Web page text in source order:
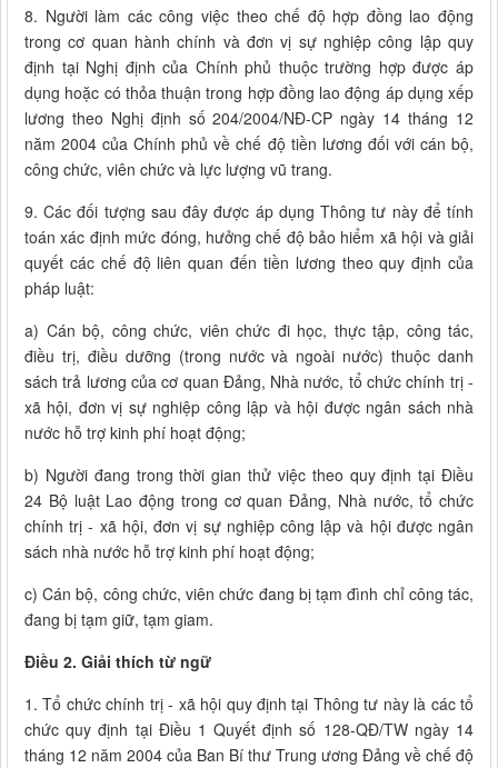
8. Người làm các công việc theo chế độ hợp đồng lao động
trong cơ quan hành chính và đơn vị sự nghiệp công lập quy
định tại Nghị định của Chính phủ thuộc trường hợp được áp
dụng hoặc có thỏa thuận trong hợp đồng lao động áp dụng xếp
lương theo Nghị định số 204/2004/NĐ-CP ngày 14 tháng 12
năm 2004 của Chính phủ về chế độ tiền lương đối với cán bộ,
công chức, viên chức và lực lượng vũ trang.
9. Các đối tượng sau đây được áp dụng Thông tư này để tính
toán xác định mức đóng, hưởng chế độ bảo hiểm xã hội và giải
quyết các chế độ liên quan đến tiền lương theo quy định của
pháp luật:
a) Cán bộ, công chức, viên chức đi học, thực tập, công tác,
điều trị, điều dưỡng (trong nước và ngoài nước) thuộc danh
sách trả lương của cơ quan Đảng, Nhà nước, tổ chức chính trị -
xã hội, đơn vị sự nghiệp công lập và hội được ngân sách nhà
nước hỗ trợ kinh phí hoạt động;
b) Người đang trong thời gian thử việc theo quy định tại Điều
24 Bộ luật Lao động trong cơ quan Đảng, Nhà nước, tổ chức
chính trị - xã hội, đơn vị sự nghiệp công lập và hội được ngân
sách nhà nước hỗ trợ kinh phí hoạt động;
c) Cán bộ, công chức, viên chức đang bị tạm đình chỉ công tác,
đang bị tạm giữ, tạm giam.
Điều 2. Giải thích từ ngữ
1. Tổ chức chính trị - xã hội quy định tại Thông tư này là các tổ
chức quy định tại Điều 1 Quyết định số 128-QĐ/TW ngày 14
tháng 12 năm 2004 của Ban Bí thư Trung ương Đảng về chế độ